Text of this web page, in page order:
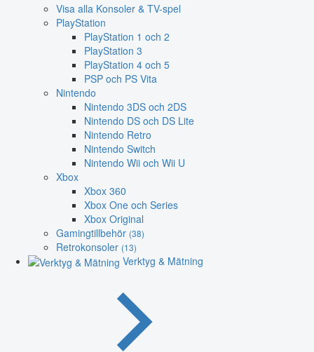
Visa alla Konsoler & TV-spel
PlayStation
PlayStation 1 och 2
PlayStation 3
PlayStation 4 och 5
PSP och PS Vita
Nintendo
Nintendo 3DS och 2DS
Nintendo DS och DS Lite
Nintendo Retro
Nintendo Switch
Nintendo Wii och Wii U
Xbox
Xbox 360
Xbox One och Series
Xbox Original
Gamingtillbehör (38)
Retrokonsoler (13)
Verktyg & Mätning